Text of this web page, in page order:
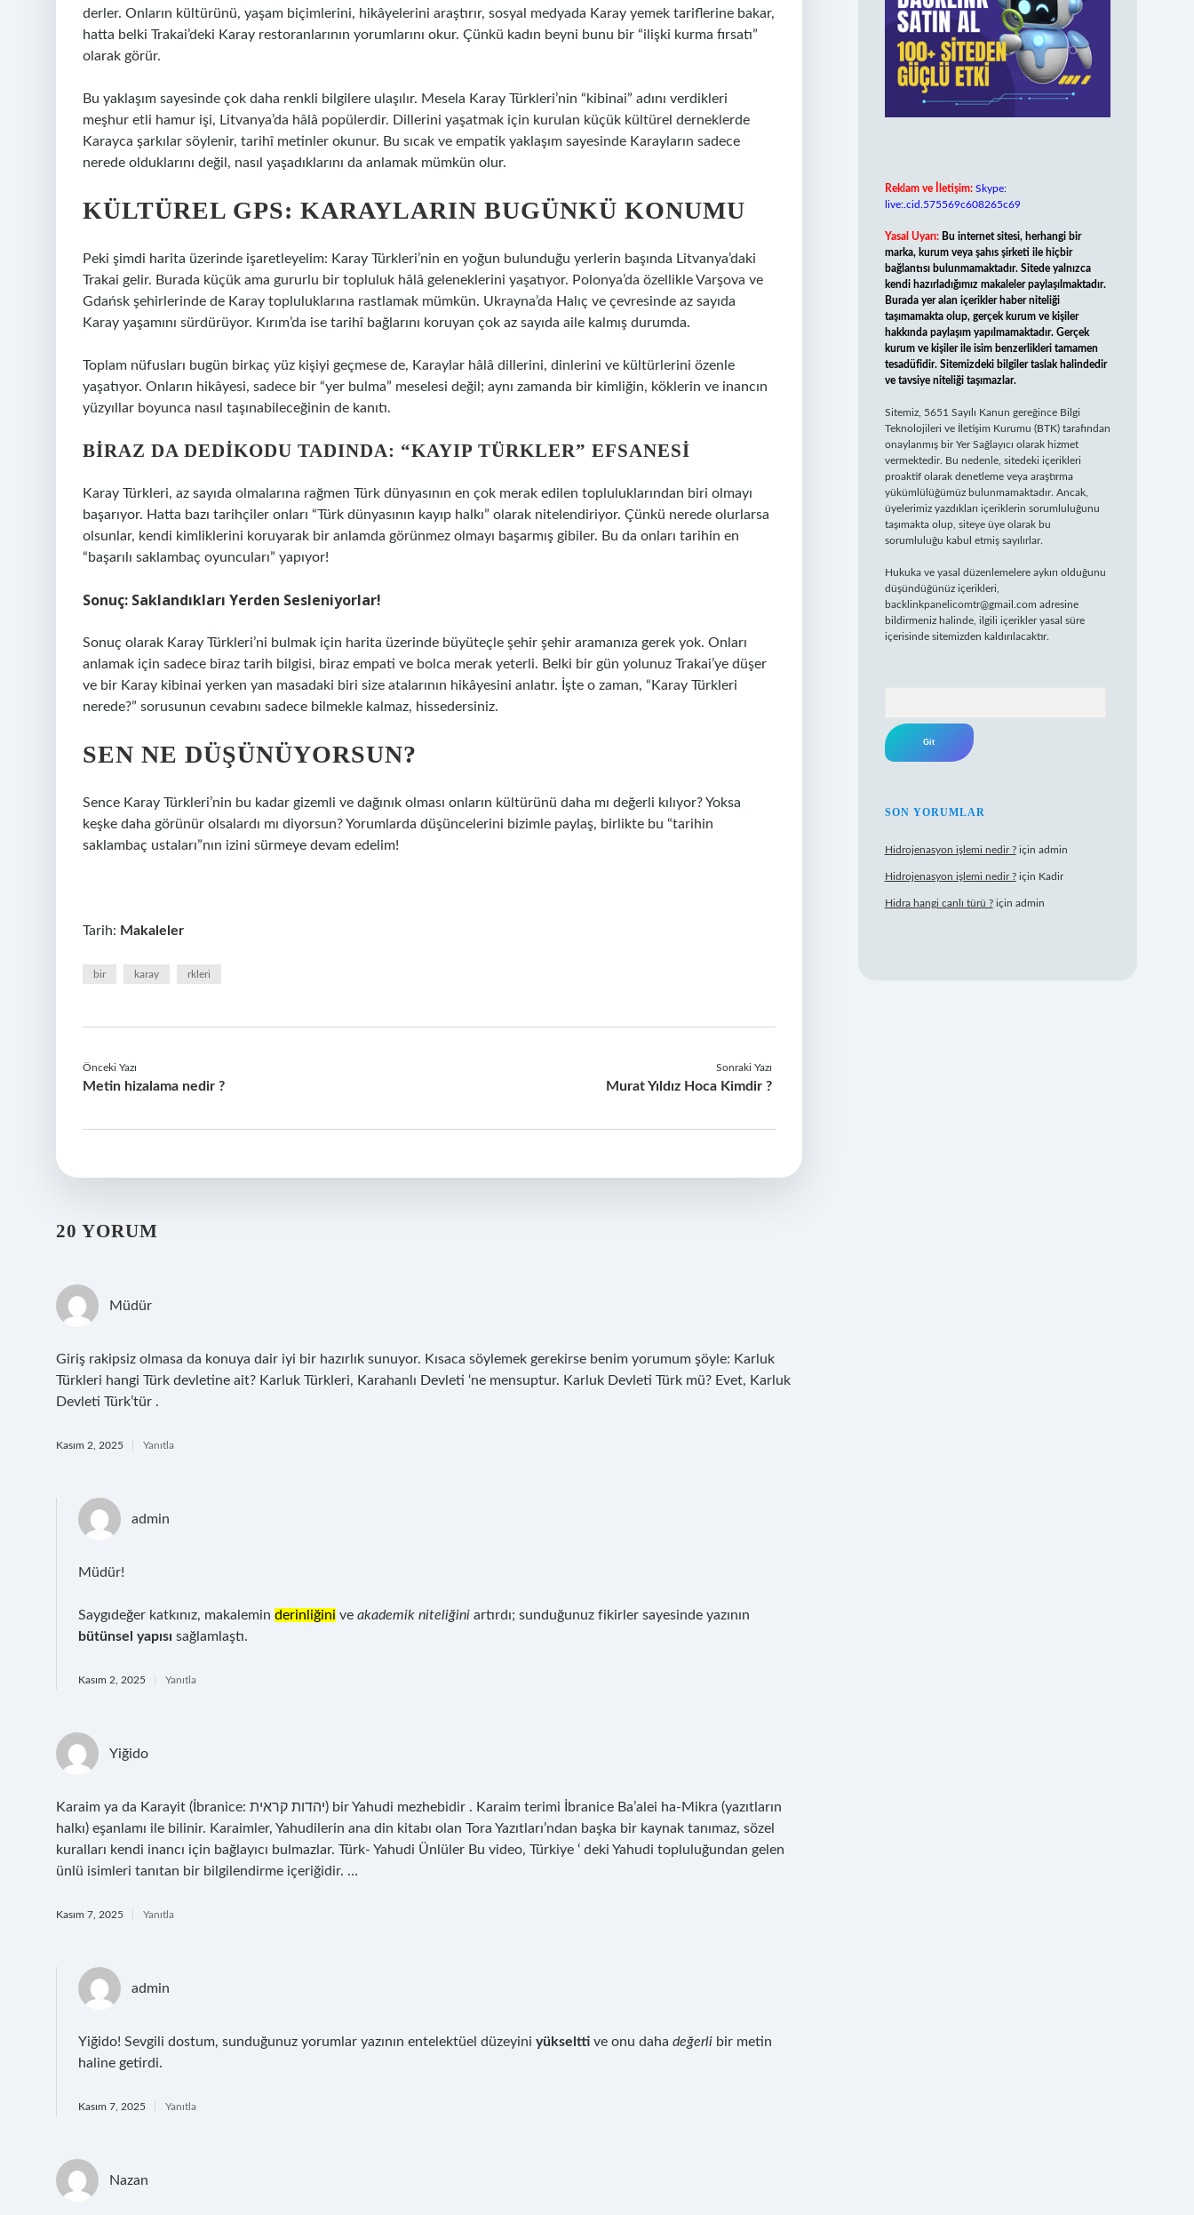
derler. Onların kültürünü, yaşam biçimlerini, hikâyelerini araştırır, sosyal medyada Karay yemek tariflerine bakar,
hatta belki Trakai’deki Karay restoranlarının yorumlarını okur. Çünkü kadın beyni bunu bir “ilişki kurma fırsatı”
olarak görür.
Bu yaklaşım sayesinde çok daha renkli bilgilere ulaşılır. Mesela Karay Türkleri’nin “kibinai” adını verdikleri
meşhur etli hamur işi, Litvanya’da hâlâ popülerdir. Dillerini yaşatmak için kurulan küçük kültürel derneklerde
Karayca şarkılar söylenir, tarihî metinler okunur. Bu sıcak ve empatik yaklaşım sayesinde Karayların sadece
nerede olduklarını değil, nasıl yaşadıklarını da anlamak mümkün olur.
KÜLTÜREL GPS: KARAYLARIN BUGÜNKÜ KONUMU
Peki şimdi harita üzerinde işaretleyelim: Karay Türkleri’nin en yoğun bulunduğu yerlerin başında Litvanya’daki
Trakai gelir. Burada küçük ama gururlu bir topluluk hâlâ geleneklerini yaşatıyor. Polonya’da özellikle Varşova ve
Gdańsk şehirlerinde de Karay topluluklarına rastlamak mümkün. Ukrayna’da Halıç ve çevresinde az sayıda
Karay yaşamını sürdürüyor. Kırım’da ise tarihî bağlarını koruyan çok az sayıda aile kalmış durumda.
Toplam nüfusları bugün birkaç yüz kişiyi geçmese de, Karaylar hâlâ dillerini, dinlerini ve kültürlerini özenle
yaşatıyor. Onların hikâyesi, sadece bir “yer bulma” meselesi değil; aynı zamanda bir kimliğin, köklerin ve inancın
yüzyıllar boyunca nasıl taşınabileceğinin de kanıtı.
BIRAZ DA DEDIKODU TADINDA: “KAYIP TÜRKLER” EFSANESI
Karay Türkleri, az sayıda olmalarına rağmen Türk dünyasının en çok merak edilen topluluklarından biri olmayı
başarıyor. Hatta bazı tarihçiler onları “Türk dünyasının kayıp halkı” olarak nitelendiriyor. Çünkü nerede olurlarsa
olsunlar, kendi kimliklerini koruyarak bir anlamda görünmez olmayı başarmış gibiler. Bu da onları tarihin en
“başarılı saklambaç oyuncuları” yapıyor!
Sonuç: Saklandıkları Yerden Sesleniyorlar!
Sonuç olarak Karay Türkleri’ni bulmak için harita üzerinde büyüteçle şehir şehir aramanıza gerek yok. Onları
anlamak için sadece biraz tarih bilgisi, biraz empati ve bolca merak yeterli. Belki bir gün yolunuz Trakai’ye düşer
ve bir Karay kibinai yerken yan masadaki biri size atalarının hikâyesini anlatır. İşte o zaman, “Karay Türkleri
nerede?” sorusunun cevabını sadece bilmekle kalmaz, hissedersiniz.
SEN NE DÜŞÜNÜYORSUN?
Sence Karay Türkleri’nin bu kadar gizemli ve dağınık olması onların kültürünü daha mı değerli kılıyor? Yoksa
keşke daha görünür olsalardı mı diyorsun? Yorumlarda düşüncelerini bizimle paylaş, birlikte bu “tarihin
saklambaç ustaları”nın izini sürmeye devam edelim!
Tarih: Makaleler
bir karay rkleri
Önceki Yazı
Metin hizalama nedir ?
Sonraki Yazı
Murat Yıldız Hoca Kimdir ?
20 YORUM
Müdür
Giriş rakipsiz olmasa da konuya dair iyi bir hazırlık sunuyor. Kısaca söylemek gerekirse benim yorumum şöyle: Karluk
Türkleri hangi Türk devletine ait? Karluk Türkleri, Karahanlı Devleti ‘ne mensuptur. Karluk Devleti Türk mü? Evet, Karluk
Devleti Türk’tür .
Kasım 2, 2025 Yanıtla
admin
Müdür!
Saygıdeğer katkınız, makalemin derinliğini ve akademik niteliğini artırdı; sunduğunuz fikirler sayesinde yazının
bütünsel yapısı sağlamlaştı.
Kasım 2, 2025 Yanıtla
Yiğido
Karaim ya da Karayit (İbranice: יהדות קראית‎‎) bir Yahudi mezhebidir . Karaim terimi İbranice Ba’alei ha-Mikra (yazıtların
halkı) eşanlamı ile bilinir. Karaimler, Yahudilerin ana din kitabı olan Tora Yazıtları’ndan başka bir kaynak tanımaz, sözel
kuralları kendi inancı için bağlayıcı bulmazlar. Türk- Yahudi Ünlüler Bu video, Türkiye ‘ deki Yahudi topluluğundan gelen
ünlü isimleri tanıtan bir bilgilendirme içeriğidir. …
Kasım 7, 2025 Yanıtla
admin
Yiğido! Sevgili dostum, sunduğunuz yorumlar yazının entelektüel düzeyini yükseltti ve onu daha değerli bir metin
haline getirdi.
Kasım 7, 2025 Yanıtla
Nazan
Reklam ve İletişim: Skype:
live:.cid.575569c608265c69
Yasal Uyarı: Bu internet sitesi, herhangi bir
marka, kurum veya şahıs şirketi ile hiçbir
bağlantısı bulunmamaktadır. Sitede yalnızca
kendi hazırladığımız makaleler paylaşılmaktadır.
Burada yer alan içerikler haber niteliği
taşımamakta olup, gerçek kurum ve kişiler
hakkında paylaşım yapılmamaktadır. Gerçek
kurum ve kişiler ile isim benzerlikleri tamamen
tesadüfidir. Sitemizdeki bilgiler taslak halindedir
ve tavsiye niteliği taşımazlar.
Sitemiz, 5651 Sayılı Kanun gereğince Bilgi
Teknolojileri ve İletişim Kurumu (BTK) tarafından
onaylanmış bir Yer Sağlayıcı olarak hizmet
vermektedir. Bu nedenle, sitedeki içerikleri
proaktif olarak denetleme veya araştırma
yükümlülüğümüz bulunmamaktadır. Ancak,
üyelerimiz yazdıkları içeriklerin sorumluluğunu
taşımakta olup, siteye üye olarak bu
sorumluluğu kabul etmiş sayılırlar.
Hukuka ve yasal düzenlemelere aykırı olduğunu
düşündüğünüz içerikleri,
backlinkpanelicomtr@gmail.com adresine
bildirmeniz halinde, ilgili içerikler yasal süre
içerisinde sitemizden kaldırılacaktır.
SON YORUMLAR
Hidrojenasyon işlemi nedir ?için admin
Hidrojenasyon işlemi nedir ?için Kadir
Hidra hangi canlı türü ?için admin